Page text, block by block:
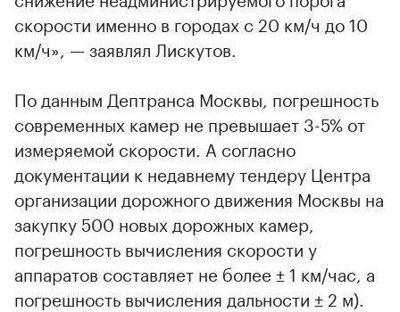
скорости именно в городах с 20 км/ч до 10
км/ч», — заявлял Лискутов.
По данным Дептранса Москвы, погрешность
современных камер не превышает 3-5% от
измеряемой скорости. А согласно
документации к недавнему тендеру Центра
организации дорожного движения Москвы на
закупку 500 новых дорожных камер,
погрешность вычисления скорости у
аппаратов составляет не более ± 1 км/час, а
погрешность вычисления дальности ± 2 м).